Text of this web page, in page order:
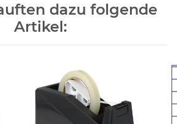
dazu folgende
Artikel: